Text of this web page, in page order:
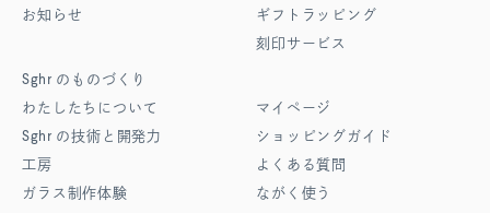
お知らせ
Sghr のものづくり
わたしたちについて
Sghr の技術と開発力
工房
ガラス制作体験
ギフトラッピング
刻印サービス
マイページ
ショッピングガイド
よくある質問
ながく使う